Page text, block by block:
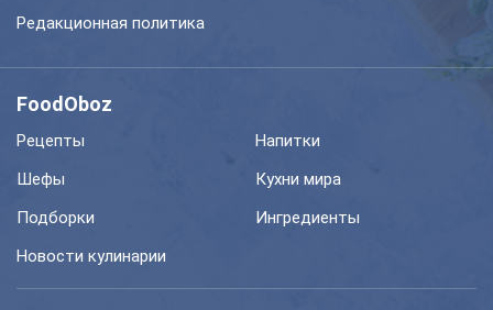
Редакционная политика
FoodOboz
Рецепты
Напитки
Шефы
Кухни мира
Подборки
Ингредиенты
Новости кулинарии